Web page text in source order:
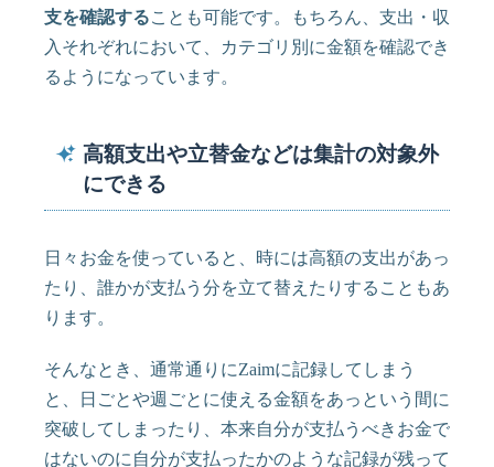
支を確認することも可能です。もちろん、支出・収
入それぞれにおいて、カテゴリ別に金額を確認でき
るようになっています。
高額支出や立替金などは集計の対象外
にできる
日々お金を使っていると、時には高額の支出があっ
たり、誰かが支払う分を立て替えたりすることもあ
ります。
そんなとき、通常通りにZaimに記録してしまう
と、日ごとや週ごとに使える金額をあっという間に
突破してしまったり、本来自分が支払うべきお金で
はないのに自分が支払ったかのような記録が残って